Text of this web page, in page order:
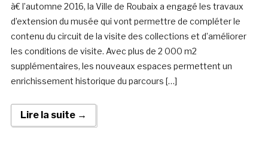
à€ l’automne 2016, la Ville de Roubaix a engagé les travaux
d’extension du musée qui vont permettre de compléter le
contenu du circuit de la visite des collections et d’améliorer
les conditions de visite. Avec plus de 2 000 m2
supplémentaires, les nouveaux espaces permettent un
enrichissement historique du parcours […]
Lire la suite →